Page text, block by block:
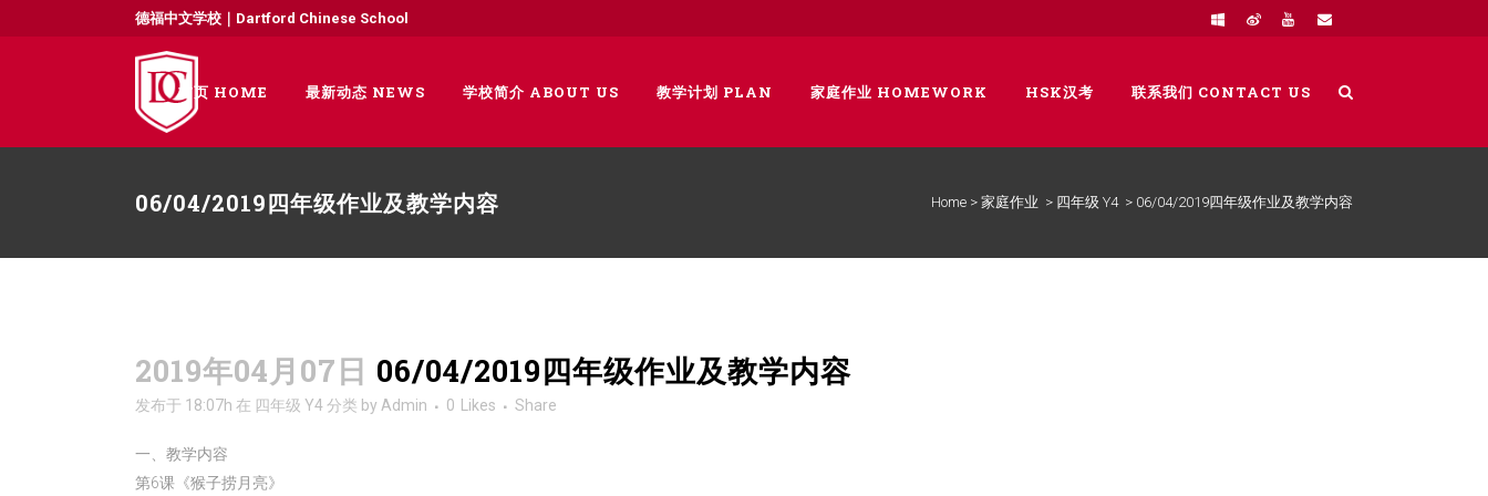
德福中文学校｜Dartford Chinese School
首页 HOME 最新动态 NEWS 学校简介 ABOUT US 教学计划 PLAN 家庭作业 HOMEWORK HSK汉考 联系我们 CONTACT US
06/04/2019四年级作业及教学内容 Home > 家庭作业 > 四年级 Y4 > 06/04/2019四年级作业及教学内容
2019年04月07日 06/04/2019四年级作业及教学内容
发布于 18:07h 在 四年级 Y4 分类 by Admin 0 Likes Share
一、教学内容
第6课《猴子捞月亮》